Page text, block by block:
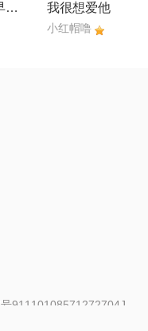
老地方【《我的早更女友》主题曲】 我很想爱他
小红帽噜
91110108571272704J